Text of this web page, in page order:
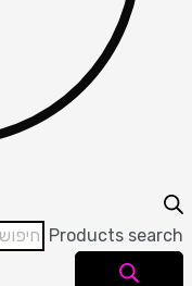
Products search